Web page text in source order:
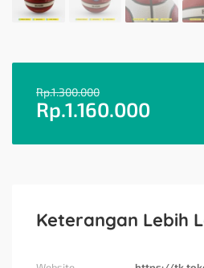
Rp.1.300.000
Rp.1.160.000
Keterangan Lebih